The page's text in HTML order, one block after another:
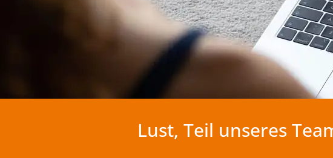
Lust, Teil unseres